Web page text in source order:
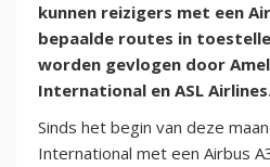
kunnen reizigers met een
bepaalde routes in
worden gevlogen door
International en ASL
Sinds het begin van deze
International met een Airbus